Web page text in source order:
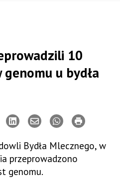
10
u bydła
Bydła Mlecznego, w
przeprowadzono
genomu.